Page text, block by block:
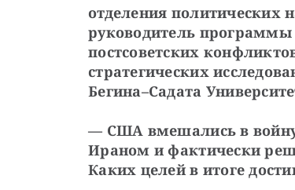
отделения политических
руководитель программы
постсоветских
стратегических
Бегина–Садата
— США вмешались в
Ираном и фактически
Каких целей в итоге